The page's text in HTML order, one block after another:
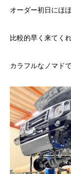
オーダー初日にほ
比較的早く来てく
カラフルなノマド